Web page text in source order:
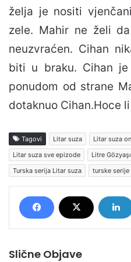
želja je nositi
zele. Mahir ne želi
neuzvraćen. Cihan
biti u braku. Cihan
ponudom od strane
dotaknuo Cihan.Hoce
Tagovi Litar suza
Litar suza
Litar suza sve epizode
Litre Gözyaşı
Turska serija Litar suza
turske serije
Slične Objave